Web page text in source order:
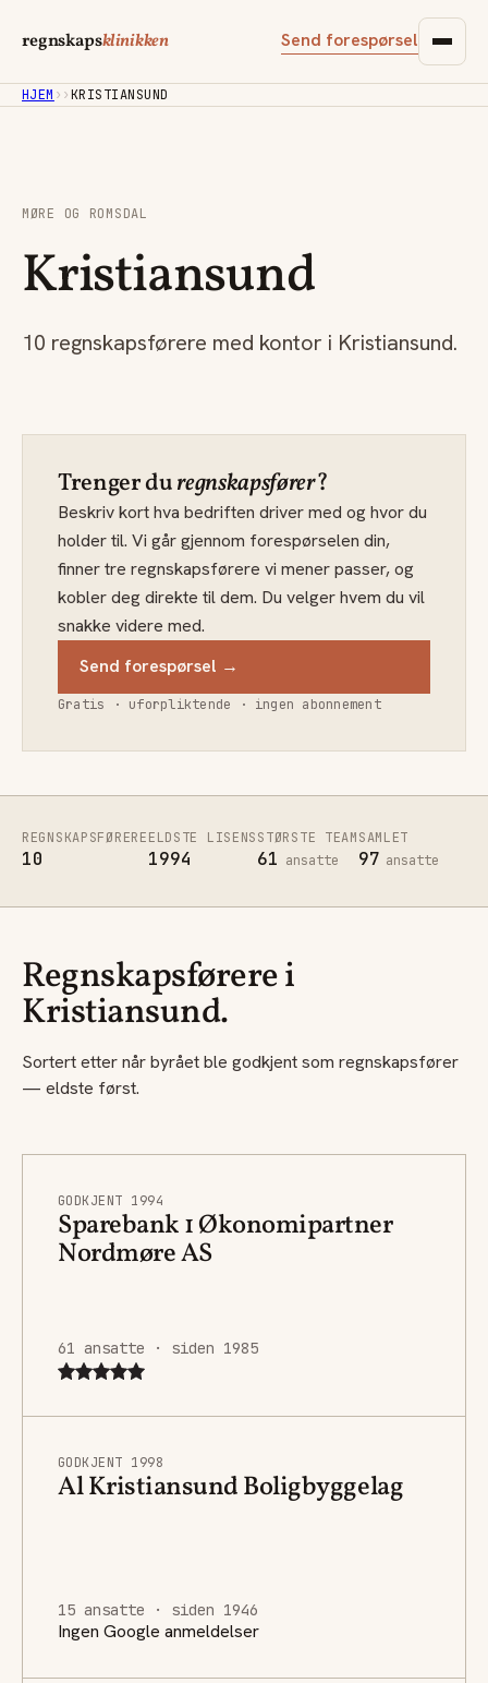
regnskapsklinikken Send forespørsel
HJEM › ›KRISTIANSUND
MØRE OG ROMSDAL
Kristiansund
10 regnskapsførere med kontor i Kristiansund.
Trenger duregnskapsfører?
Beskriv kort hva bedriften driver med og hvor du
holder til. Vi går gjennom forespørselen din,
finner tre regnskapsførere vi mener passer, og
kobler deg direkte til dem. Du velger hvem du vil
snakke videre med.
Send forespørsel →
Gratis · uforpliktende · ingen abonnement
REGNSKAPSFØRERE
10
ELDSTE LISENS
1994
STØRSTE TEAM
61 ansatte
SAMLET
97 ansatte
Regnskapsførere i
Kristiansund.
Sortert etter når byrået ble godkjent som regnskapsfører
— eldste først.
GODKJENT 1994
Sparebank 1 Økonomipartner
Nordmøre AS
61 ansatte · siden 1985
GODKJENT 1998
Al Kristiansund Boligbyggelag
15 ansatte · siden 1946
Ingen Google anmeldelser